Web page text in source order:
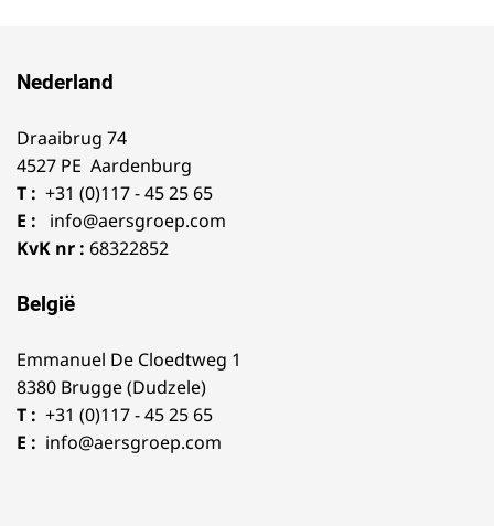
Nederland
Draaibrug 74
4527 PE Aardenburg
T : +31 (0)117 - 45 25 65
E :
info@aersgroep.com
KvK nr : 68322852
België
Emmanuel De Cloedtweg 1
8380 Brugge (Dudzele)
T : +31 (0)117 - 45 25 65
E : info@aersgroep.com